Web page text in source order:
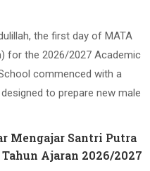
the first day of MATA
for the 2026/2027 Academic
commenced with a
to prepare new male
Mengajar Santri Putra
Ajaran 2026/2027